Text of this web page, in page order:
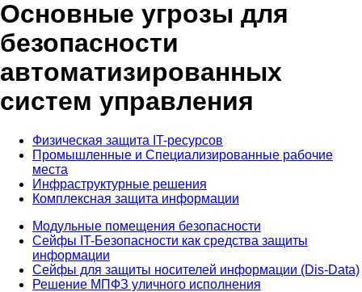
Основные угрозы для
безопасности
автоматизированных
систем управления
Физическая защита IT-ресурсов
Промышленные и Специализированные рабочие
места
Инфраструктурные решения
Комплексная защита информации
Модульные помещения безопасности
Сейфы IT-Безопасности как средства защиты
информации
Сейфы для защиты носителей информации (Dis-Data)
Решение МПФЗ уличного исполнения